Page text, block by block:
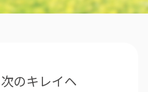
次のキレイヘ